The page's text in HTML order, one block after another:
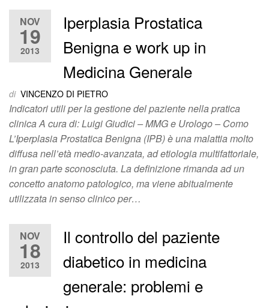
NOV
19
2013
Iperplasia Prostatica
Benigna e work up in
Medicina Generale
di VINCENZO DI PIETRO
Indicatori utili per la gestione del paziente nella pratica
clinica A cura di: Luigi Giudici – MMG e Urologo – Como
L’Iperplasia Prostatica Benigna (IPB) è una malattia molto
diffusa nell’età medio-avanzata, ad etiologia multifattoriale,
in gran parte sconosciuta. La definizione rimanda ad un
concetto anatomo patologico, ma viene abitualmente
utilizzata in senso clinico per…
NOV
18
2013
Il controllo del paziente
diabetico in medicina
generale: problemi e